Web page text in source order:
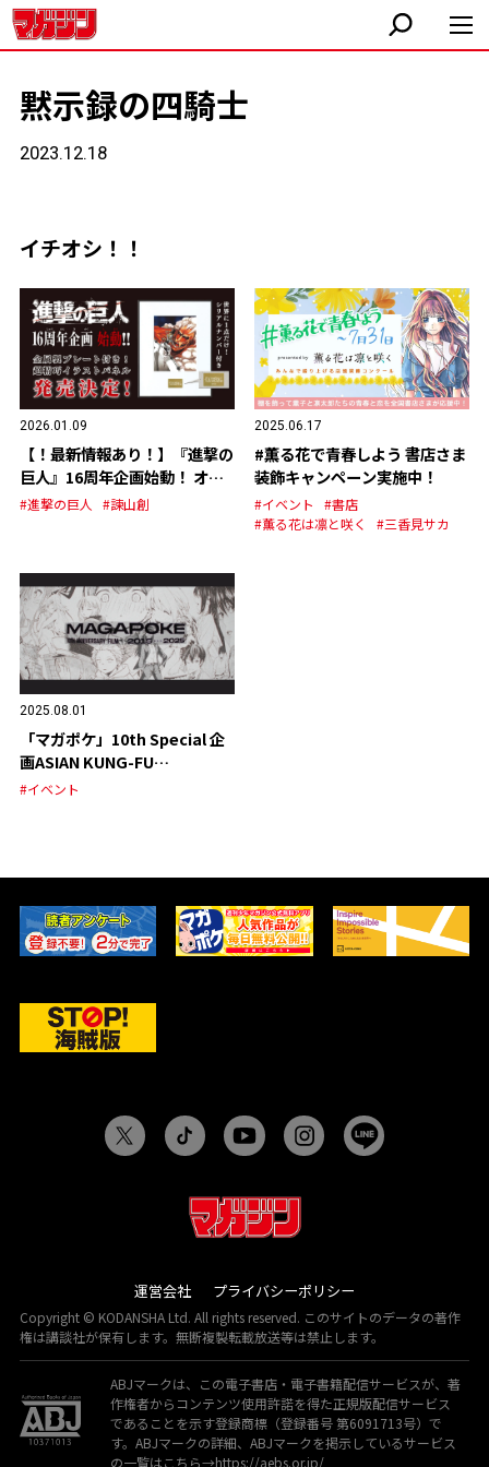
黙示録の四騎士
2023.12.18
イチオシ！！
2026.01.09
【！最新情報あり！】『進撃の
巨人』16周年企画始動！ オリ
ジナルグッズの発売が決定！
#進撃の巨人 #諫山創
2025.06.17
#薫る花で青春しよう 書店さま
装飾キャンペーン実施中！
#イベント
#書店
#薫る花は凛と咲く
#三香見サカ
2025.08.01
「マガポケ」10th Special 企
画ASIAN KUNG-FU
GENERATION スペシャルPV
#イベント
運営会社 プライバシーポリシー
Copyright © KODANSHA Ltd. All rights reserved. このサイトのデータの著作
権は講談社が保有します。無断複製転載放送等は禁止します。
ABJマークは、この電子書店・電子書籍配信サービスが、著
作権者からコンテンツ使用許諾を得た正規版配信サービス
であることを示す登録商標（登録番号 第6091713号）で
す。ABJマークの詳細、ABJマークを掲示しているサービス
の一覧はこちら→https://aebs.or.jp/